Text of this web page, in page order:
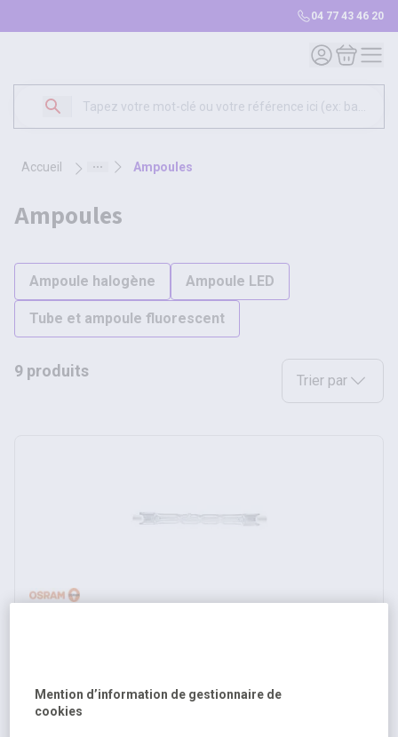
04 77 43 46 20
Mon compte
Mon
accueil ampoules
ampoules
Ampoule halogène Ampoule LED
Tube et ampoule fluorescent
9 produits
Trier par
8,59 € HT
Mention d’information de gestionnaire de
cookies